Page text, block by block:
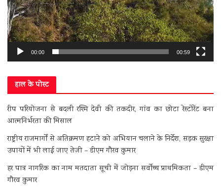
00:00 00:59
हाल के पोस्ट
रीप परियोजना से बदली रश्मि देवी की तकदीर, गांव का छोटा रेस्टोरेंट बना
आत्मनिर्भरता की मिसाल
राष्ट्रीय राजमार्गों से अतिक्रमण हटाने को अभियान चलाने के निर्देश, सड़क सुरक्षा
उपायों में भी लाई जाए तेजी – डीएम गौरव कुमार
हर पात्र नागरिक का नाम मतदाता सूची में जोड़ना सर्वोच्च प्राथमिकता – डीएम
गौरव कुमार